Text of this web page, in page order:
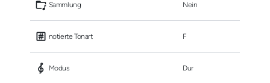
Sammlung Nein
notierte Tonart F
Modus Dur